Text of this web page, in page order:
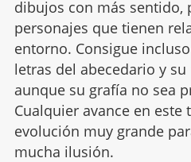
dibujos con más sentido,
personajes que tienen
entorno. Consigue incluso
letras del abecedario y
aunque su grafía no sea
Cualquier avance en este
evolución muy grande
mucha ilusión.